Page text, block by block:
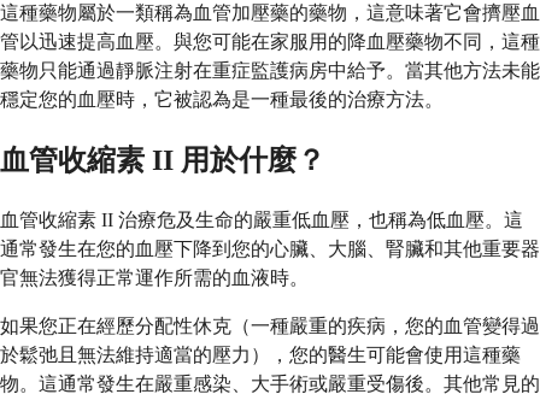
這種藥物屬於一類稱為血管加壓藥的藥物，這意味著它會擠壓血
管以迅速提高血壓。與您可能在家服用的降血壓藥物不同，這種
藥物只能通過靜脈注射在重症監護病房中給予。當其他方法未能
穩定您的血壓時，它被認為是一種最後的治療方法。
血管收縮素 II 用於什麼？
血管收縮素 II 治療危及生命的嚴重低血壓，也稱為低血壓。這
通常發生在您的血壓下降到您的心臟、大腦、腎臟和其他重要器
官無法獲得正常運作所需的血液時。
如果您正在經歷分配性休克（一種嚴重的疾病，您的血管變得過
於鬆弛且無法維持適當的壓力），您的醫生可能會使用這種藥
物。這通常發生在嚴重感染、大手術或嚴重受傷後。其他常見的